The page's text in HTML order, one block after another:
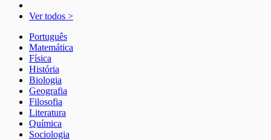
Ver todos >
Português
Matemática
Física
História
Biologia
Geografia
Filosofia
Literatura
Química
Sociologia